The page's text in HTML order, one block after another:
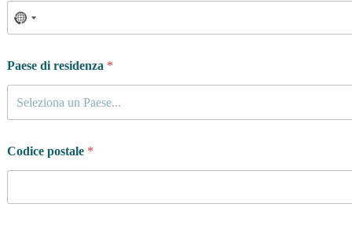
Paese di residenza *
Seleziona un Paese...
Codice postale *